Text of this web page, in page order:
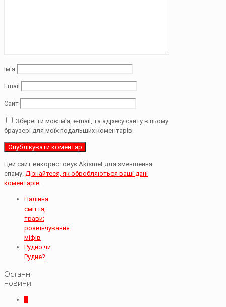
Ім'я
Email
Сайт
Зберегти моє ім'я, e-mail, та адресу сайту в цьому
браузері для моїх подальших коментарів.
Цей сайт використовує Akismet для зменшення
спаму. Дізнайтеся, як обробляються ваші дані
коментарів
Паління
сміття,
трави:
розвінчування
міфів
Рудно чи
Рудне?
Останні
новини